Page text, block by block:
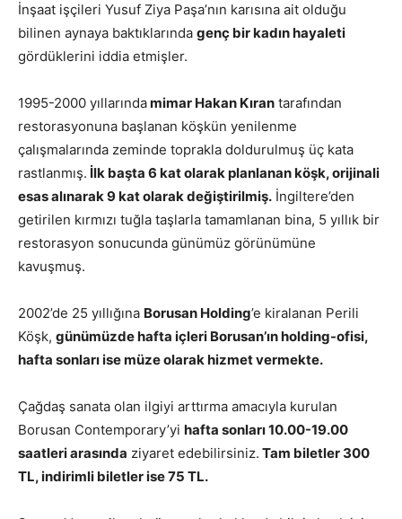
İnşaat işçileri Yusuf Ziya Paşa’nın karısına ait olduğu
bilinen aynaya baktıklarında genç bir kadın hayaleti
gördüklerini iddia etmişler.
1995-2000 yıllarındamimar Hakan Kıran tarafından
restorasyonuna başlanan köşkün yenilenme
çalışmalarında zeminde toprakla doldurulmuş üç kata
rastlanmış. İlk başta 6 kat olarak planlanan köşk, orijinali
esas alınarak 9 kat olarak değiştirilmiş. İngiltere’den
getirilen kırmızı tuğla taşlarla tamamlanan bina, 5 yıllık bir
restorasyon sonucunda günümüz görünümüne
kavuşmuş.
2002’de 25 yıllığına Borusan Holding’e kiralanan Perili
Köşk, günümüzde hafta içleri Borusan’ın holding-ofisi,
hafta sonları ise müze olarak hizmet vermekte.
Çağdaş sanata olan ilgiyi arttırma amacıyla kurulan
Borusan Contemporary’yi hafta sonları 10.00-19.00
saatleri arasında ziyaret edebilirsiniz. Tam biletler 300
TL, indirimli biletler ise 75 TL.